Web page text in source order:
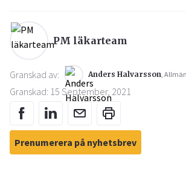
PM läkarteam
Granskad av: Anders Halvarsson,
Granskad: 15 September, 2021
Prenumerera på nyhetsbrev